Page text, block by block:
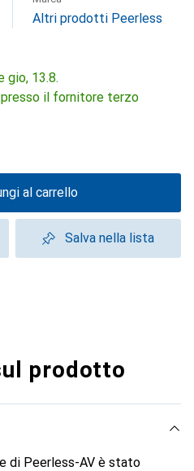
Altri prodotti Peerless
gio, 13.8.
il fornitore terzo
al carrello
Salva nella lista
prodotto
di Peerless-AV è stato